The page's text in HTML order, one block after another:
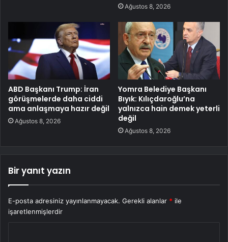
Ağustos 8, 2026
ABD Başkanı Trump: İran
görüşmelerde daha ciddi
ama anlaşmaya hazır değil
Ağustos 8, 2026
Yomra Belediye Başkanı
Bıyık: Kılıçdaroğlu’na
yalnızca hain demek yeterli
değil
Ağustos 8, 2026
Bir yanıt yazın
E-posta adresiniz yayınlanmayacak. Gerekli alanlar * ile
işaretlenmişlerdir